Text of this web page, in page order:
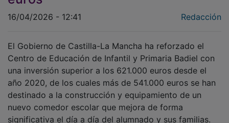
Centro de Educación de Infantil y Primaria Badiel con
una inversión superior a los 621.000 euros desde el
año 2020, de los cuales más de 541.000 euros se han
destinado a la construcción y equipamiento de un
nuevo comedor escolar que mejora de forma
significativa el día a día del alumnado y sus familias.